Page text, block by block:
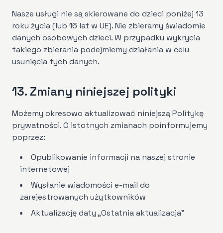
Nasze usługi nie są skierowane do dzieci poniżej 13
roku życia (lub 16 lat w UE). Nie zbieramy świadomie
danych osobowych dzieci. W przypadku wykrycia
takiego zbierania podejmiemy działania w celu
usunięcia tych danych.
13. Zmiany niniejszej polityki
Możemy okresowo aktualizować niniejszą Politykę
prywatności. O istotnych zmianach poinformujemy
poprzez:
Opublikowanie informacji na naszej stronie
internetowej
Wysłanie wiadomości e-mail do
zarejestrowanych użytkowników
Aktualizację daty „Ostatnia aktualizacja”